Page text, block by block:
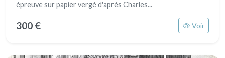
épreuve sur papier vergé d'après Charles...
300 € Voir